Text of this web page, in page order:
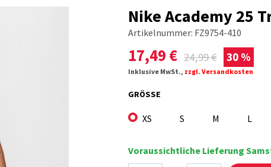
Nike Academy 25
Artikelnummer: FZ9754-410
17,49 € 24,99€ 30 %
Inklusive MwSt., zzgl. Versandkosten
GRÖSSE
XS S M L
Voraussichtliche Lieferung